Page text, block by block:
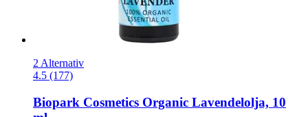
2 Alternativ
4.5 (177)
Biopark Cosmetics Organic Lavendelolja, 10